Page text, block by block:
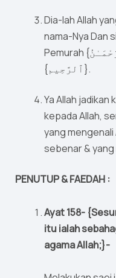
Dia-lah Allah
nama-Nya Dan
Pemurah {ٱلرَّحْمَـٰنُ}, lagi Maha Mengasihani
{ٱلرَّحِيم}.
Ya Allah jadikan
kepada Allah,
yang mengenali
sebenar & yang
PENUTUP & FAEDAH :
Ayat 158-
itu ialah
agama Allah;}-